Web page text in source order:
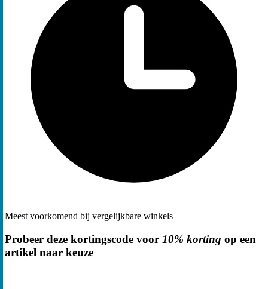
Meest voorkomend bij vergelijkbare winkels
Probeer deze kortingscode voor 10% korting op een
artikel naar keuze